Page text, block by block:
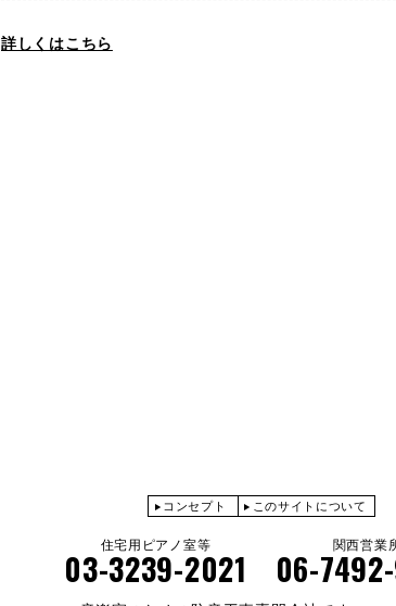
詳しくはこちら
コンセプト このサイトについて
住宅用ピアノ室等
03-3239-2021
関西営業
06-